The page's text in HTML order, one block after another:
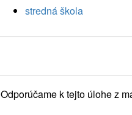
stredná škola
Odporúčame k tejto úlohe z